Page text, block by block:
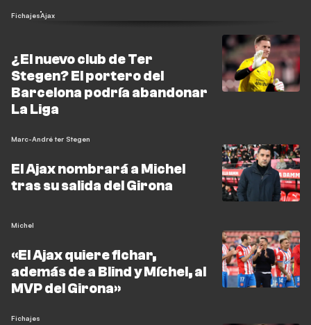
FichajesAjax
¿El nuevo club de Ter
Stegen? El portero del
Barcelona podría abandonar
La Liga
Marc-André ter Stegen
El Ajax nombrará a Michel
tras su salida del Girona
Michel
«El Ajax quiere fichar,
además de a Blind y Míchel, al
MVP del Girona»
Fichajes